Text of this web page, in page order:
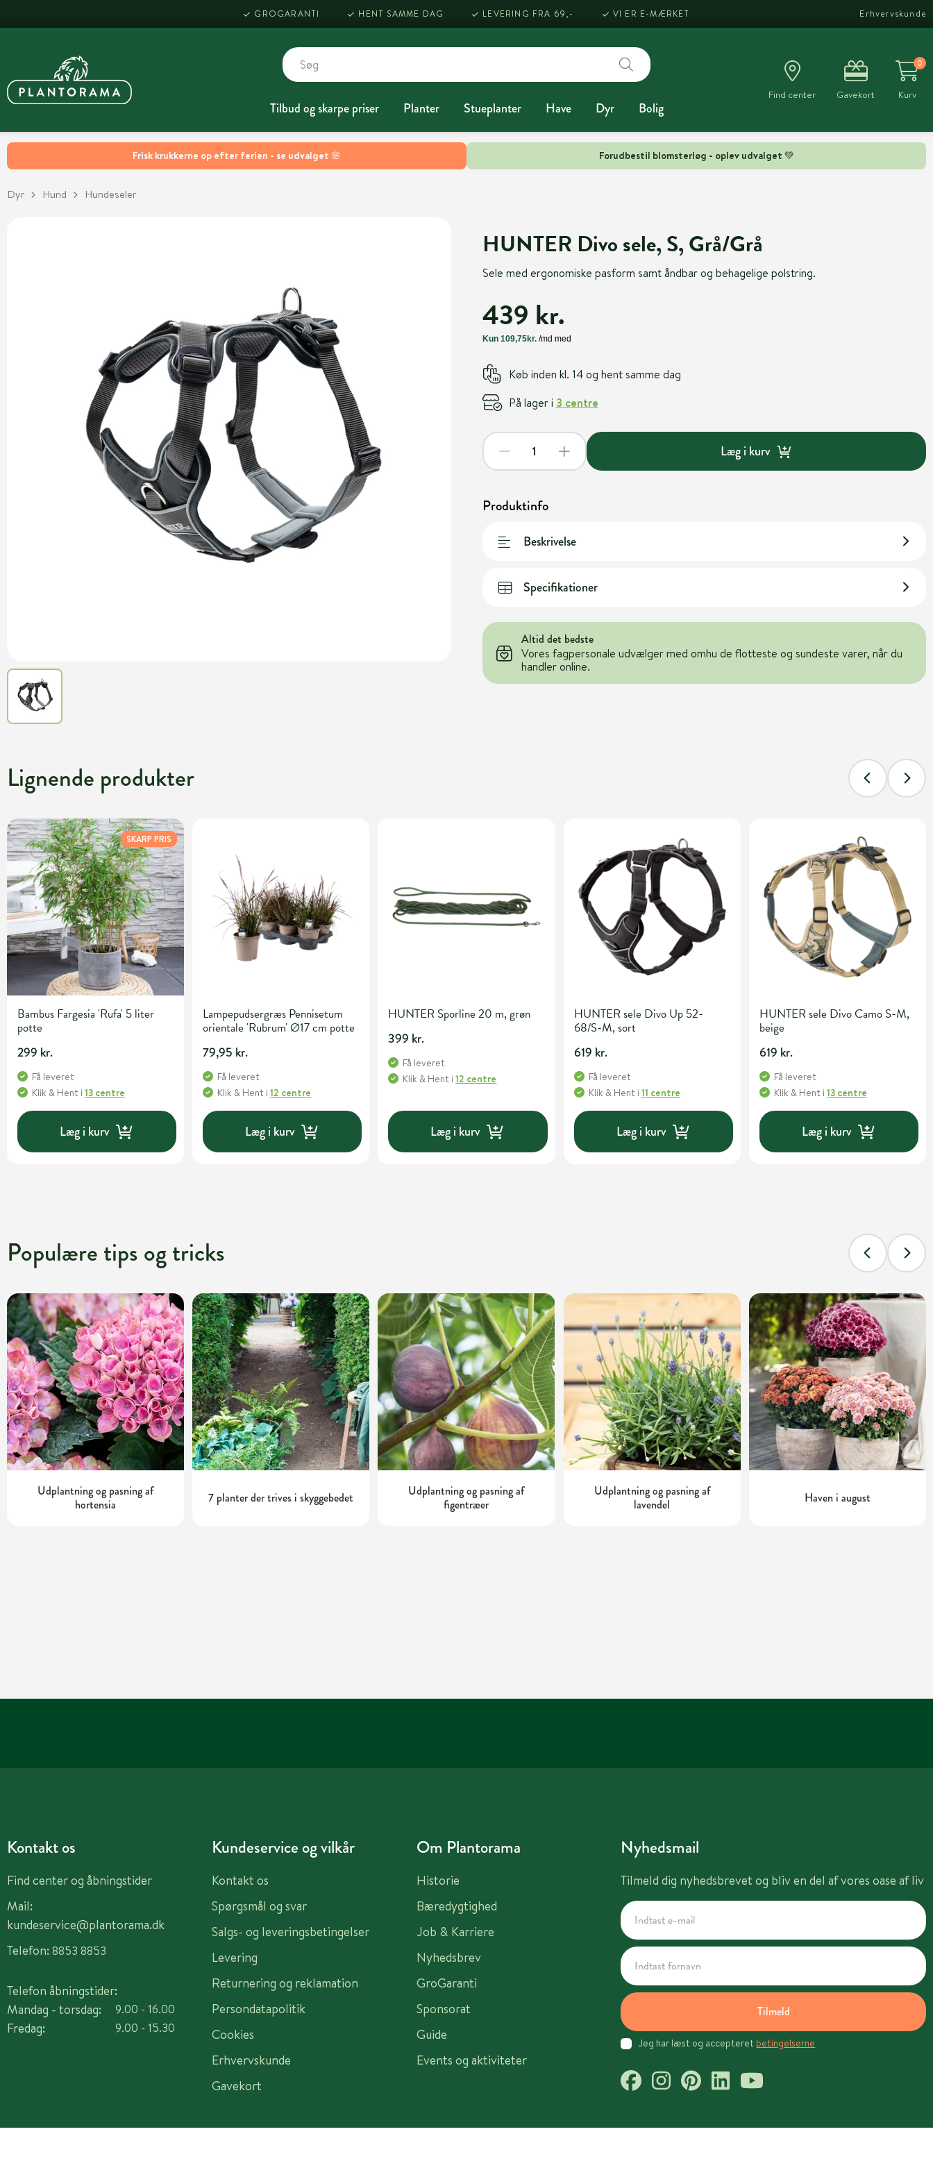
Frisk krukkerne op efter ferien - se udvalget 🌸 Forudbestil blomsterløg - oplev udvalget 💚
GROGARANTI HENT SAMME DAG LEVERING FRA 69,- VI ER E-MÆRKET Erhvervskunde
Tilbud og skarpe priser Planter Stueplanter Have Dyr Bolig
Find center Gavekort
0
Kurv
Dyr Hund Hundeseler
HUNTER Divo sele, S, Grå/Grå
Sele med ergonomiske pasform samt åndbar og behagelige polstring.
439 kr.
Køb inden kl. 14 og hent samme dag
På lager i 3 centre
Læg i kurv
Produktinfo
Beskrivelse
Specifikationer
Altid det bedste
Vores fagpersonale udvælger med omhu de flotteste og sundeste varer, når du
handler online.
Lignende produkter
SKARP PRIS
Bambus Fargesia 'Rufa' 5 liter
potte
299 kr.
Få leveret
Klik & Hent i 13 centre
Læg i kurv
Lampepudsergræs Pennisetum
orientale 'Rubrum' Ø17 cm potte
79,95 kr.
Få leveret
Klik & Hent i12 centre
Læg i kurv
HUNTER Sporline 20 m, grøn
399 kr.
Få leveret
Klik & Hent i12 centre
Læg i kurv
HUNTER sele Divo Up 52-
68/S-M, sort
619 kr.
Få leveret
Klik & Hent i 11 centre
Læg i kurv
HUNTER sele Divo Camo S-M,
beige
619 kr.
Få leveret
Klik & Hent i 13 centre
Læg i kurv
Populære tips og tricks
Udplantning og pasning af
hortensia
7 planter der trives i skyggebedet
Udplantning og pasning af
figentræer
Udplantning og pasning af
lavendel
Haven i august
Kontakt os
Find center og åbningstider
Mail:
kundeservice@plantorama.dk
Telefon: 8853 8853
Telefon åbningstider:
Mandag - torsdag:
Fredag:
9.00 - 16.00
9.00 - 15.30
Kundeservice og vilkår
Kontakt os
Spørgsmål og svar
Salgs- og leveringsbetingelser
Levering
Returnering og reklamation
Persondatapolitik
Cookies
Erhvervskunde
Gavekort
Om Plantorama
Historie
Bæredygtighed
Job & Karriere
Nyhedsbrev
GroGaranti
Sponsorat
Guide
Events og aktiviteter
Nyhedsmail
Tilmeld dig nyhedsbrevet og bliv en del af vores oase af liv
Tilmeld
Jeg har læst og accepteret betingelserne